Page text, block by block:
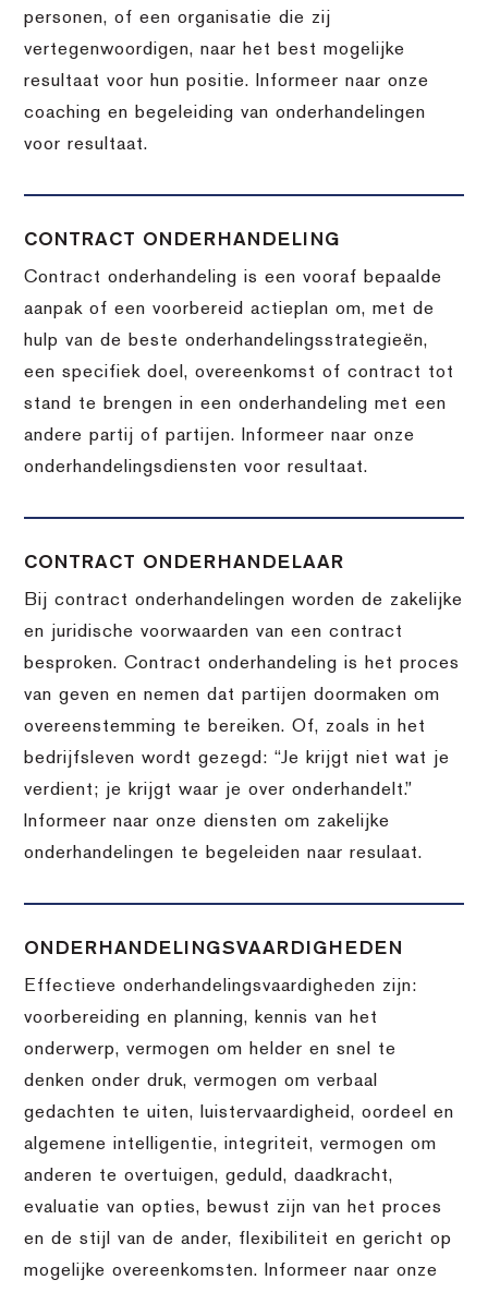
personen, of een organisatie die zij
vertegenwoordigen, naar het best mogelijke
resultaat voor hun positie. Informeer naar onze
coaching en begeleiding van onderhandelingen
voor resultaat.
CONTRACT ONDERHANDELING
Contract onderhandeling is een vooraf bepaalde
aanpak of een voorbereid actieplan om, met de
hulp van de beste onderhandelingsstrategieën,
een specifiek doel, overeenkomst of contract tot
stand te brengen in een onderhandeling met een
andere partij of partijen. Informeer naar onze
onderhandelingsdiensten voor resultaat.
CONTRACT ONDERHANDELAAR
Bij contract onderhandelingen worden de zakelijke
en juridische voorwaarden van een contract
besproken. Contract onderhandeling is het proces
van geven en nemen dat partijen doormaken om
overeenstemming te bereiken. Of, zoals in het
bedrijfsleven wordt gezegd: “Je krijgt niet wat je
verdient; je krijgt waar je over onderhandelt.”
Informeer naar onze diensten om zakelijke
onderhandelingen te begeleiden naar resulaat.
ONDERHANDELINGSVAARDIGHEDEN
Effectieve onderhandelingsvaardigheden zijn:
voorbereiding en planning, kennis van het
onderwerp, vermogen om helder en snel te
denken onder druk, vermogen om verbaal
gedachten te uiten, luistervaardigheid, oordeel en
algemene intelligentie, integriteit, vermogen om
anderen te overtuigen, geduld, daadkracht,
evaluatie van opties, bewust zijn van het proces
en de stijl van de ander, flexibiliteit en gericht op
mogelijke overeenkomsten. Informeer naar onze